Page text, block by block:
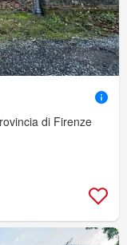
di Firenze